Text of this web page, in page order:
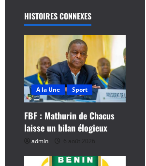
t
i
o
n
d
’
a
r
HISTOIRES CONNEXES
A la Une Sport
FBF : Mathurin de Chacus
laisse un bilan élogieux
admin 6 août 2026